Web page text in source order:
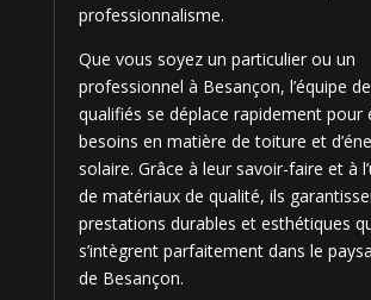
professionnalisme.
Que vous soyez un particulier ou un
professionnel à Besançon, l’équipe
qualifiés se déplace rapidement pour
besoins en matière de toiture et
solaire. Grâce à leur savoir-faire et à
de matériaux de qualité, ils
prestations durables et esthétiques
s’intègrent parfaitement dans le
de Besançon.